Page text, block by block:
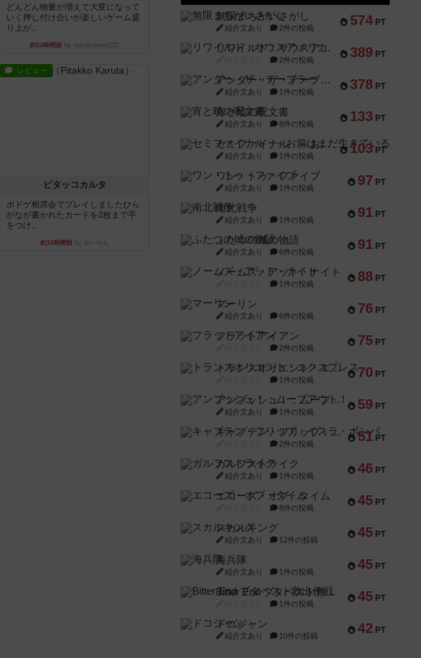
どんどん物量が増えて大変になって
いく押し付け合いが楽しいゲーム盛
り上が...
約14時間前 by nekomanma222
レビュー
ピタッコカルタ
ボドゲ相席会でプレイしましたひら
がなが書かれたカードを2枚まで手
をつけ...
約16時間前 by みいやん
574 PT
無限まちがいさがし
紹介文あり 2件の投稿
389 PT
リワイルド：サウスアメリカ
2件の投稿
378 PT
アンダー・ザ・テーブラー
紹介文あり 1件の投稿
133 PT
宵と暁の呪文書
紹介文あり 8件の投稿
103 PT
セミファイナル ～お前はまだ生きている～
紹介文あり 1件の投稿
97 PT
ワン・トゥ・ファイブ
紹介文あり 1件の投稿
91 PT
南北戦争
紹介文あり 1件の投稿
91 PT
ふたつの城の物語
紹介文あり 6件の投稿
88 PT
ノームズ・アット・ナイト
1件の投稿
76 PT
マーリン
紹介文あり 6件の投稿
75 PT
フラットアイアン
2件の投稿
70 PT
トランスオリエント・エクスプレス
1件の投稿
59 PT
アンブッシュ！：ムーブアウト！
紹介文あり 1件の投稿
51 PT
キャプテン・フリップ：イスラ・ボンバ
2件の投稿
46 PT
ガルフストライク
紹介文あり 1件の投稿
45 PT
エコーズ・オブ・タイム
8件の投稿
45 PT
スカルキング
紹介文あり 12件の投稿
45 PT
海兵隊
紹介文あり 1件の投稿
45 PT
Bitter End ブタペスト救出作戦
1件の投稿
42 PT
ドコジャン
紹介文あり 10件の投稿